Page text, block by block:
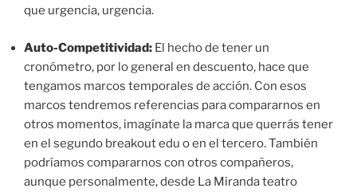
que urgencia, urgencia.
Auto-Competitividad: El hecho de tener un
cronómetro, por lo general en descuento, hace que
tengamos marcos temporales de acción. Con esos
marcos tendremos referencias para compararnos en
otros momentos, imagínate la marca que querrás tener
en el segundo breakout edu o en el tercero. También
podríamos compararnos con otros compañeros,
aunque personalmente, desde La Miranda teatro